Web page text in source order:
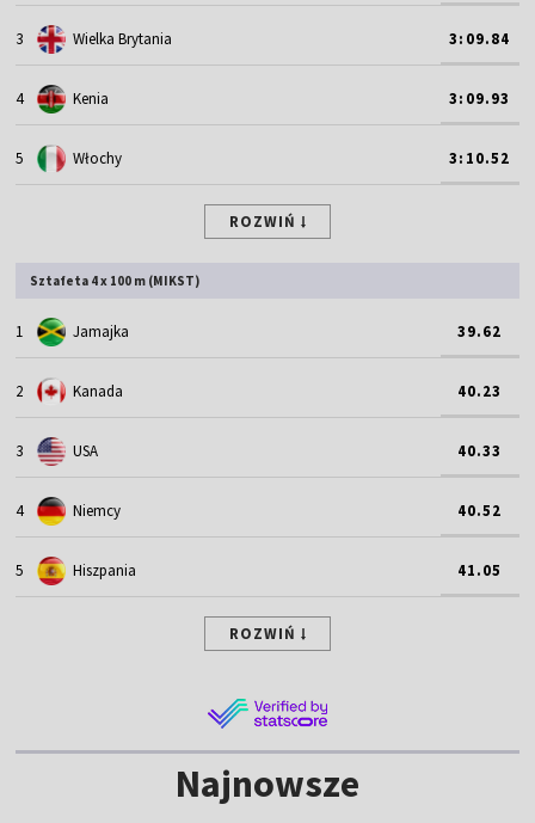
3 Wielka Brytania 3:09.84
4 Kenia 3:09.93
5 Włochy 3:10.52
ROZWIŃ
Sztafeta 4 x 100 m (MIKST)
1 Jamajka 39.62
2 Kanada 40.23
3 USA 40.33
4 Niemcy 40.52
5 Hiszpania 41.05
ROZWIŃ
Najnowsze